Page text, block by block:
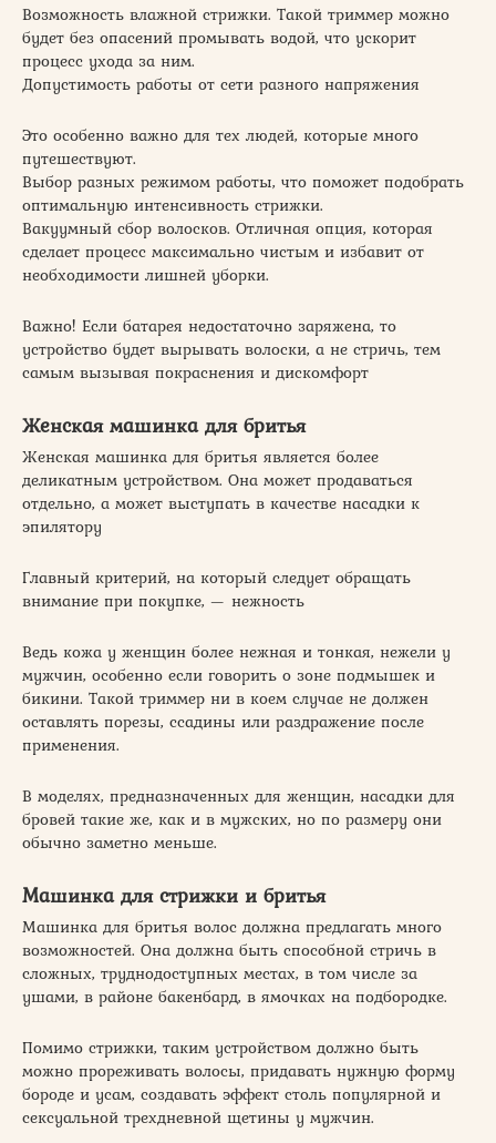
Возможность влажной стрижки. Такой триммер можно
будет без опасений промывать водой, что ускорит
процесс ухода за ним.
Допустимость работы от сети разного напряжения
Это особенно важно для тех людей, которые много
путешествуют.
Выбор разных режимом работы, что поможет подобрать
оптимальную интенсивность стрижки.
Вакуумный сбор волосков. Отличная опция, которая
сделает процесс максимально чистым и избавит от
необходимости лишней уборки.
Важно! Если батарея недостаточно заряжена, то
устройство будет вырывать волоски, а не стричь, тем
самым вызывая покраснения и дискомфорт
Женская машинка для бритья
Женская машинка для бритья является более
деликатным устройством. Она может продаваться
отдельно, а может выступать в качестве насадки к
эпилятору
Главный критерий, на который следует обращать
внимание при покупке, — нежность
Ведь кожа у женщин более нежная и тонкая, нежели у
мужчин, особенно если говорить о зоне подмышек и
бикини. Такой триммер ни в коем случае не должен
оставлять порезы, ссадины или раздражение после
применения.
В моделях, предназначенных для женщин, насадки для
бровей такие же, как и в мужских, но по размеру они
обычно заметно меньше.
Машинка для стрижки и бритья
Машинка для бритья волос должна предлагать много
возможностей. Она должна быть способной стричь в
сложных, труднодоступных местах, в том числе за
ушами, в районе бакенбард, в ямочках на подбородке.
Помимо стрижки, таким устройством должно быть
можно прореживать волосы, придавать нужную форму
бороде и усам, создавать эффект столь популярной и
сексуальной трехдневной щетины у мужчин.